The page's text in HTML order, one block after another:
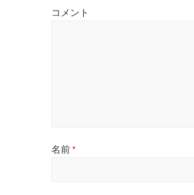
p
o
コメント
名前 *